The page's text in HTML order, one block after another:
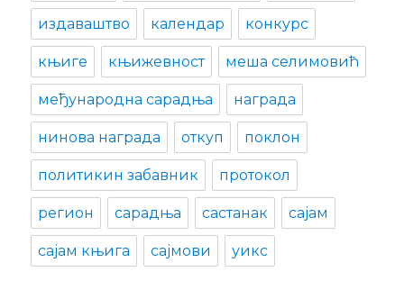
издаваштво календар конкурс
књиге књижевност меша селимовић
међународна сарадња награда
нинова награда откуп поклон
политикин забавник протокол
регион сарадња састанак сајам
сајам књига сајмови уикс